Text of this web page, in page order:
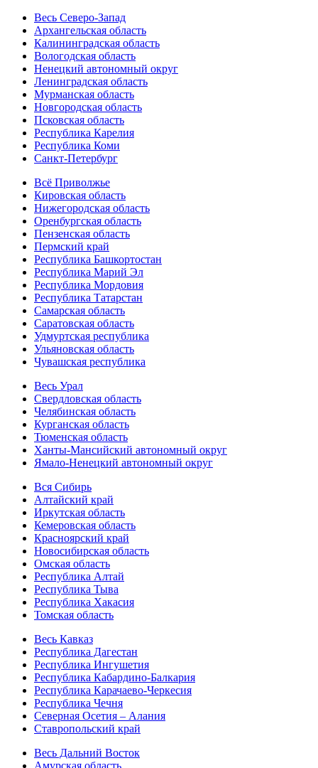
Весь Северо-Запад
Архангельская область
Калининградская область
Вологодская область
Ненецкий автономный округ
Ленинградская область
Мурманская область
Новгородская область
Псковская область
Республика Карелия
Республика Коми
Санкт-Петербург
Всё Приволжье
Кировская область
Нижегородская область
Оренбургская область
Пензенская область
Пермский край
Республика Башкортостан
Республика Марий Эл
Республика Мордовия
Республика Татарстан
Самарская область
Саратовская область
Удмуртская республика
Ульяновская область
Чувашская республика
Весь Урал
Свердловская область
Челябинская область
Курганская область
Тюменская область
Ханты-Мансийский автономный округ
Ямало-Ненецкий автономный округ
Вся Сибирь
Алтайский край
Иркутская область
Кемеровская область
Красноярский край
Новосибирская область
Омская область
Республика Алтай
Республика Тыва
Республика Хакасия
Томская область
Весь Кавказ
Республика Дагестан
Республика Ингушетия
Республика Кабардино-Балкария
Республика Карачаево-Черкесия
Республика Чечня
Северная Осетия – Алания
Ставропольский край
Весь Дальний Восток
Амурская область